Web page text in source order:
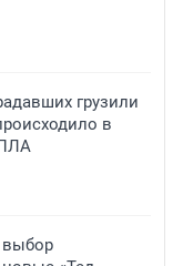
грузили
в
выбор